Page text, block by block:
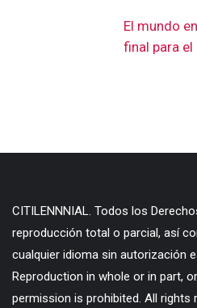
El mundo
final para
CITILENNNIAL. Todos los
reproducción total o parcial, así
cualquier idioma sin autorización
Reproduction in whole or in part,
permission is prohibited. All rights